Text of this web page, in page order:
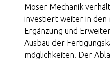
Produkte
Qualitätssicherung
Moser Mechanik
investiert weiter in den
Ergänzung und
Ausbau der
möglichkeiten. Der